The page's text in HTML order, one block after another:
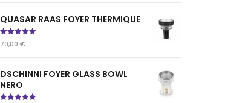
QUASAR RAAS FOYER THERMIQUE
Note
sur 5
70,00 €
DSCHINNI FOYER GLASS BOWL
NERO